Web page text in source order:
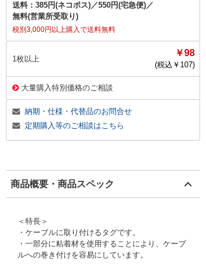
送料： 385円(ネコポス)／550円(宅急便)／
無料(営業所受取り)
税別3,000円以上購入で送料無料
1枚以上
￥98
(税込￥ 107)
大量購入特別価格のご相談
納期・仕様・代替品のお問合せ
定期購入等のご相談はこちら
商品概要・商品スペック
＜特長＞
・ケーブルに取り付けるタグです。
・一部分に粘着材を使用することにより、ケーブ
ルへの巻き付けを容易にしています。